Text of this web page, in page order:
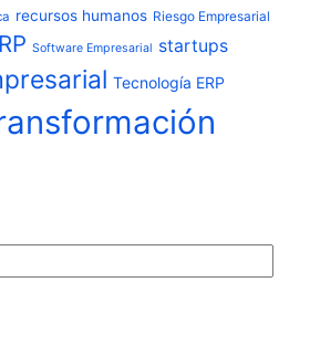
recursos humanos Riesgo Empresarial
Software Empresarial startups
Tecnología ERP